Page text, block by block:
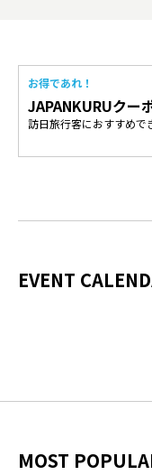
お得であれ！
JAPANKURUクー
訪日旅行客におすすめで
EVENT
MOST